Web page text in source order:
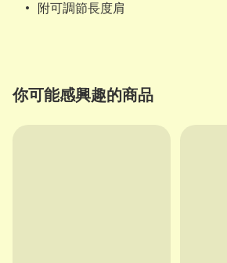
	•	附可調節長度肩
你可能感興趣的商品